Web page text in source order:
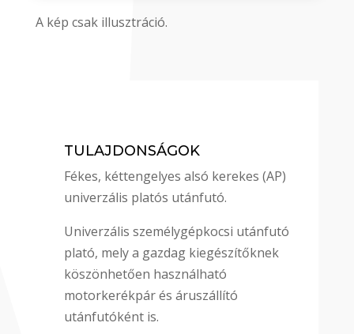
A kép csak illusztráció.
TULAJDONSÁGOK
Fékes, kéttengelyes alsó kerekes (AP)
univerzális platós utánfutó.
Univerzális személygépkocsi utánfutó
plató, mely a gazdag kiegészítőknek
köszönhetően használható
motorkerékpár és áruszállító
utánfutóként is.